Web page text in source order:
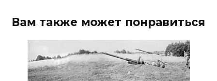
Вам также может понравиться